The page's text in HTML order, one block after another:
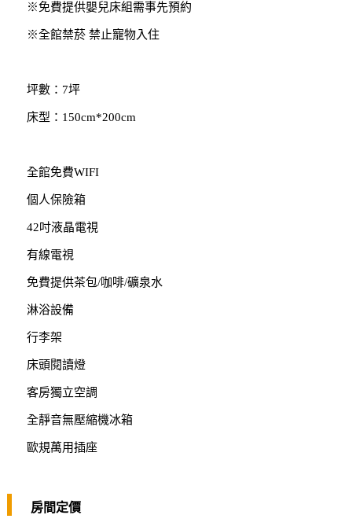
※免費提供嬰兒床組需事先預約
※全館禁菸 禁止寵物入住
坪數：7坪
床型：150cm*200cm
全館免費WIFI
個人保險箱
42吋液晶電視
有線電視
免費提供茶包/咖啡/礦泉水
淋浴設備
行李架
床頭閱讀燈
客房獨立空調
全靜音無壓縮機冰箱
歐規萬用插座
房間定價